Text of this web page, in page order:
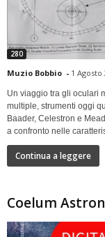
280
Muzio Bobbio - 1 Agosto
Un viaggio tra gli oculari
multiple, strumenti oggi
Baader, Celestron e
a confronto nelle
Continua a leggere
Coelum